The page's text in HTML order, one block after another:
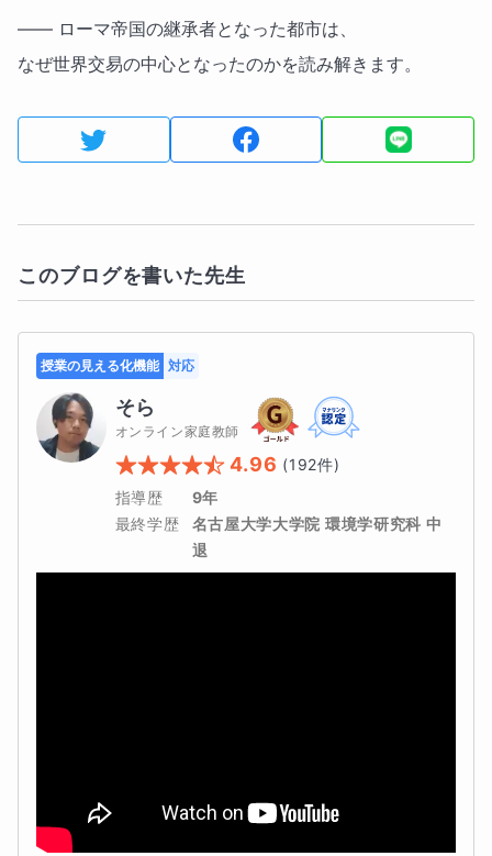
―― ローマ帝国の継承者となった都市は、
なぜ世界交易の中心となったのかを読み解きます。
このブログを書いた先生
授業の見える化機能 対応
そら
オンライン家庭教師
4.96 (192件)
指導歴
9年
最終学歴
名古屋大学大学院 環境学研究科 中
退